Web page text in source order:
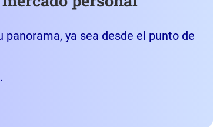
ya sea desde el punto de